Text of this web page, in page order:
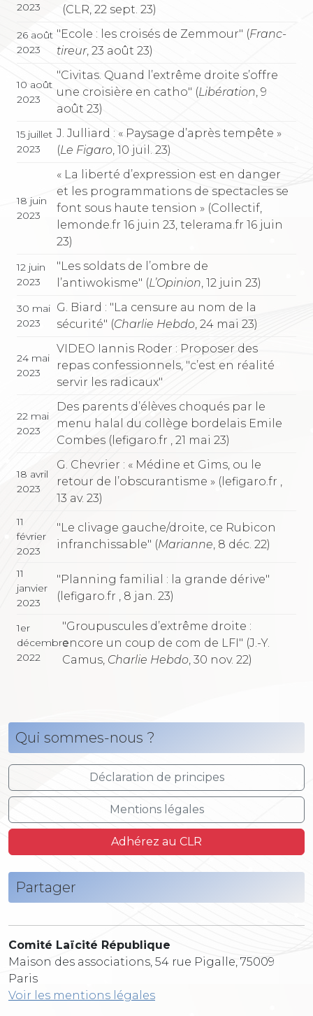
2023
(CLR, 22 sept. 23)
26 août
2023
"Ecole : les croisés de Zemmour" (Franc-
tireur, 23 août 23)
10 août
2023
"Civitas. Quand l’extrême droite s’offre
une croisière en catho" (Libération , 9
août 23)
15 juillet
2023
J. Julliard : « Paysage d’après tempête »
(Le Figaro , 10 juil. 23)
18 juin
2023
« La liberté d’expression est en danger
et les programmations de spectacles se
font sous haute tension » (Collectif,
lemonde.fr 16 juin 23, telerama.fr 16 juin
23)
12 juin
2023
"Les soldats de l’ombre de
l’antiwokisme" (L’Opinion , 12 juin 23)
30 mai
2023
G. Biard : "La censure au nom de la
sécurité" (Charlie Hebdo , 24 mai 23)
24 mai
2023
VIDEO Iannis Roder : Proposer des
repas confessionnels, "c’est en réalité
servir les radicaux"
22 mai
2023
Des parents d’élèves choqués par le
menu halal du collège bordelais Emile
Combes (lefigaro.fr , 21 mai 23)
18 avril
2023
G. Chevrier : « Médine et Gims, ou le
retour de l’obscurantisme » (lefigaro.fr ,
13 av. 23)
11
février
2023
"Le clivage gauche/droite, ce Rubicon
infranchissable" (Marianne, 8 déc. 22)
11
janvier
2023
"Planning familial : la grande dérive"
(lefigaro.fr , 8 jan. 23)
1er
décembre
2022
"Groupuscules d’extrême droite :
encore un coup de com de LFI" (J.-Y.
Camus, Charlie Hebdo , 30 nov. 22)
Qui sommes-nous ?
Déclaration de principes
Mentions légales
Adhérez au CLR
Partager
Comité Laïcité République
Maison des associations, 54 rue Pigalle, 75009
Paris
Voir les mentions légales